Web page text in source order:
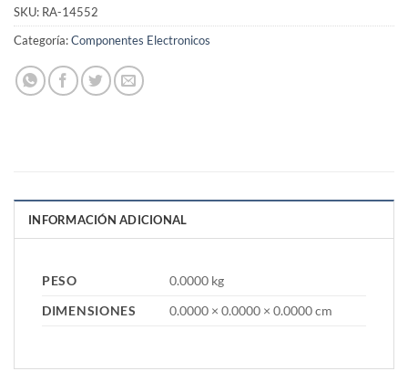
SKU: RA-14552
Categoría:Componentes Electronicos
INFORMACIÓN ADICIONAL
PESO
0.0000 kg
DIMENSIONES
0.0000 × 0.0000 × 0.0000 cm